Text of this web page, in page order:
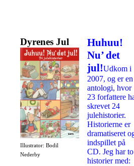
Dyrenes Jul
Illustrator: Bodil
Nederby
Huhuu!
Nu’ det
jul!Udkom i
2007, og er en
antologi, hvor
23 forfattere
skrevet 24
julehistorier.
Historierne er
dramatiseret
indspillet på
CD. Jeg har to
historier med: